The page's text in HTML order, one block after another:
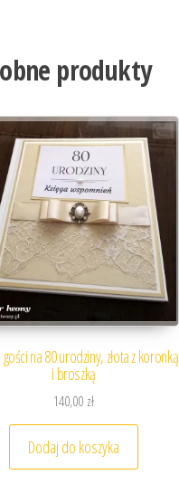
produkty
gości na 80 urodziny, złota z koronką
i broszką
140,00 zł
Dodaj do koszyka